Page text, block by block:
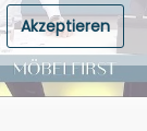
Akzeptieren